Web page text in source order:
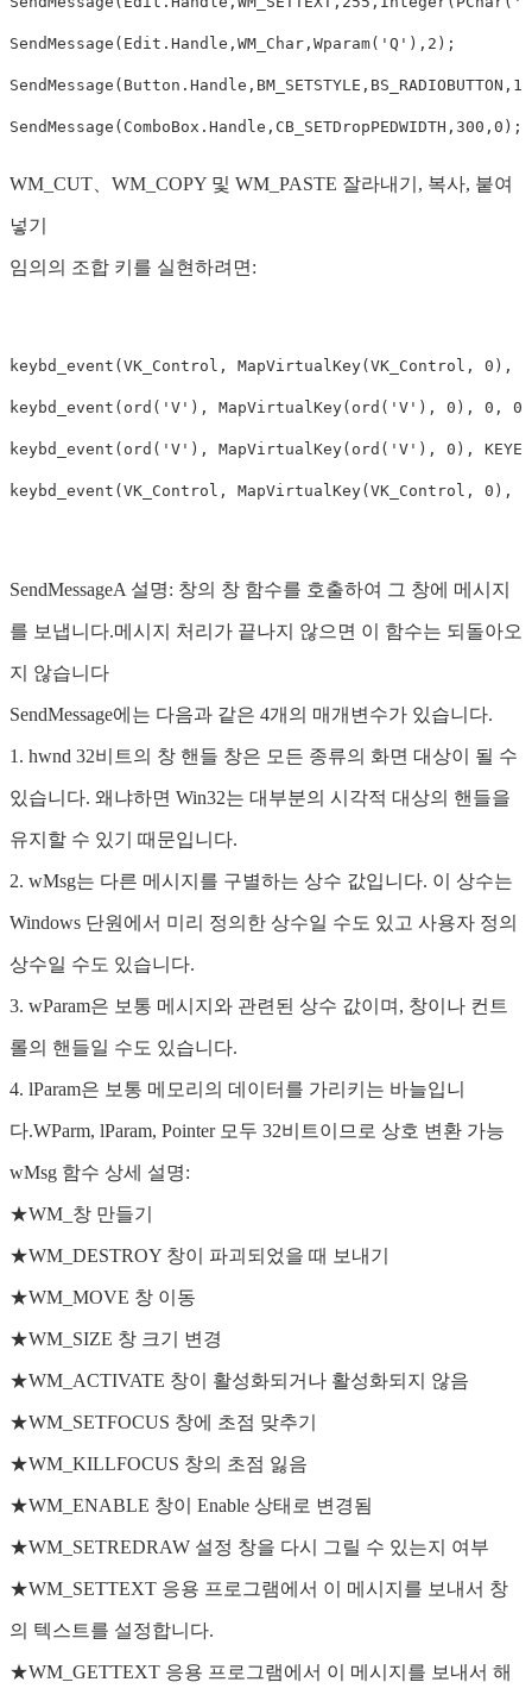
SendMessage(Edit.Handle,WM_Char,Wparam('Q'),2);
WM_CUT、WM_COPY 및 WM_PASTE 잘라내기, 복사, 붙여
넣기
임의의 조합 키를 실현하려면:
keybd_event(VK_Control, MapVirtualKey(VK_Control, 0),
keybd_event(ord('V'), MapVirtualKey(ord('V'), 0), 0,
keybd_event(ord('V'), MapVirtualKey(ord('V'), 0),
keybd_event(VK_Control, MapVirtualKey(VK_Control, 0),
SendMessageA 설명: 창의 창 함수를 호출하여 그 창에 메시지
를 보냅니다.메시지 처리가 끝나지 않으면 이 함수는 되돌아오
지 않습니다
SendMessage에는 다음과 같은 4개의 매개변수가 있습니다.
1. hwnd 32비트의 창 핸들 창은 모든 종류의 화면 대상이 될 수
있습니다. 왜냐하면 Win32는 대부분의 시각적 대상의 핸들을
유지할 수 있기 때문입니다.
2. wMsg는 다른 메시지를 구별하는 상수 값입니다. 이 상수는
Windows 단원에서 미리 정의한 상수일 수도 있고 사용자 정의
상수일 수도 있습니다.
3. wParam은 보통 메시지와 관련된 상수 값이며, 창이나 컨트
롤의 핸들일 수도 있습니다.
4. lParam은 보통 메모리의 데이터를 가리키는 바늘입니
다.WParm, lParam, Pointer 모두 32비트이므로 상호 변환 가능
wMsg 함수 상세 설명:
★WM_창 만들기
★WM_DESTROY 창이 파괴되었을 때 보내기
★WM_MOVE 창 이동
★WM_SIZE 창 크기 변경
★WM_ACTIVATE 창이 활성화되거나 활성화되지 않음
★WM_SETFOCUS 창에 초점 맞추기
★WM_KILLFOCUS 창의 초점 잃음
★WM_ENABLE 창이 Enable 상태로 변경됨
★WM_SETREDRAW 설정 창을 다시 그릴 수 있는지 여부
★WM_SETTEXT 응용 프로그램에서 이 메시지를 보내서 창
의 텍스트를 설정합니다.
★WM_GETTEXT 응용 프로그램에서 이 메시지를 보내서 해